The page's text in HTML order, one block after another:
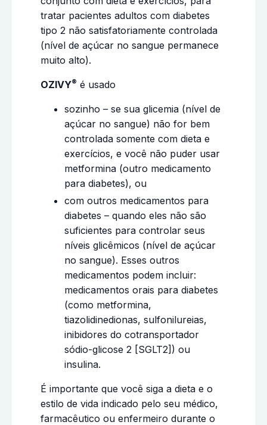
tratar pacientes adultos com diabetes
tipo 2 não satisfatoriamente controlada
(nível de açúcar no sangue permanece
muito alto).
OZIVY® é usado
sozinho – se sua glicemia (nível de
açúcar no sangue) não for bem
controlada somente com dieta e
exercícios, e você não puder usar
metformina (outro medicamento
para diabetes), ou
com outros medicamentos para
diabetes – quando eles não são
suficientes para controlar seus
níveis glicêmicos (nível de açúcar
no sangue). Esses outros
medicamentos podem incluir:
medicamentos orais para diabetes
(como metformina,
tiazolidinedionas, sulfonilureias,
inibidores do cotransportador
sódio-glicose 2 [SGLT2]) ou
insulina.
É importante que você siga a dieta e o
estilo de vida indicado pelo seu médico,
farmacêutico ou enfermeiro durante o